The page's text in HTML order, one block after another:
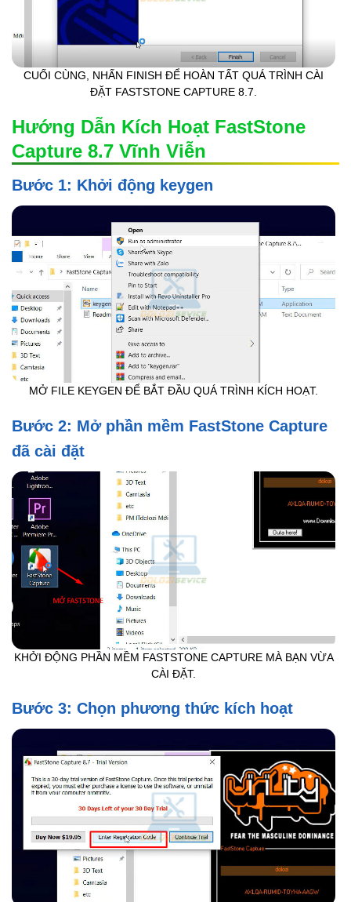
CUỐI CÙNG, NHẤN FINISH ĐỂ HOÀN TẤT QUÁ TRÌNH CÀI
ĐẶT FASTSTONE CAPTURE 8.7.
Hướng Dẫn Kích Hoạt FastStone
Capture 8.7 Vĩnh Viễn
Bước 1: Khởi động keygen
MỞ FILE KEYGEN ĐỂ BẮT ĐẦU QUÁ TRÌNH KÍCH HOẠT.
Bước 2: Mở phần mềm FastStone Capture
đã cài đặt
KHỞI ĐỘNG PHẦN MỀM FASTSTONE CAPTURE MÀ BẠN VỪA
CÀI ĐẶT.
Bước 3: Chọn phương thức kích hoạt